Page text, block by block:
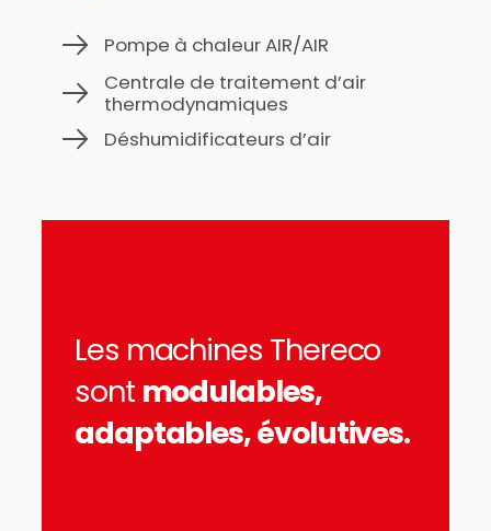
Pompe à chaleur AIR/AIR
Centrale de traitement d’air
thermodynamiques
Déshumidificateurs d’air
Les machines Thereco
sont modulables,
adaptables, évolutives.